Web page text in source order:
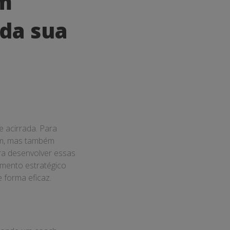
sua
acirrada. Para
mas também
desenvolver essas
estratégico
forma eficaz.